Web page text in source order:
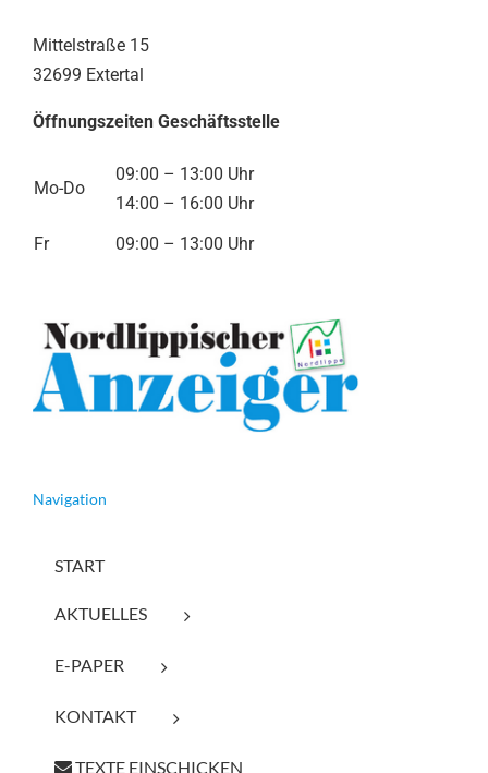
Mittelstraße 15
32699 Extertal
Öffnungszeiten Geschäftsstelle
Mo-Do
09:00 – 13:00 Uhr
14:00 – 16:00 Uhr
Fr
09:00 – 13:00 Uhr
Navigation
START
AKTUELLES
E-PAPER
KONTAKT
TEXTE EINSCHICKEN